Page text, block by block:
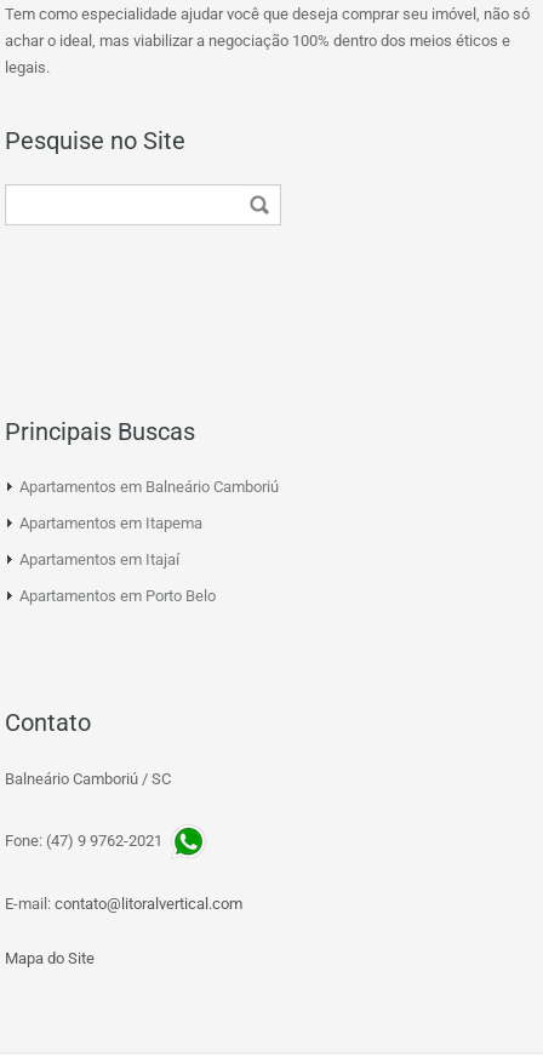
Tem como especialidade ajudar você que deseja comprar seu imóvel, não só
achar o ideal, mas viabilizar a negociação 100% dentro dos meios éticos e
legais.
Pesquise no Site
Principais Buscas
Apartamentos em Balneário Camboriú
Apartamentos em Itapema
Apartamentos em Itajaí
Apartamentos em Porto Belo
Contato
Balneário Camboriú / SC
Fone: (47) 9 9762-2021
E-mail: contato@litoralvertical.com
Mapa do Site